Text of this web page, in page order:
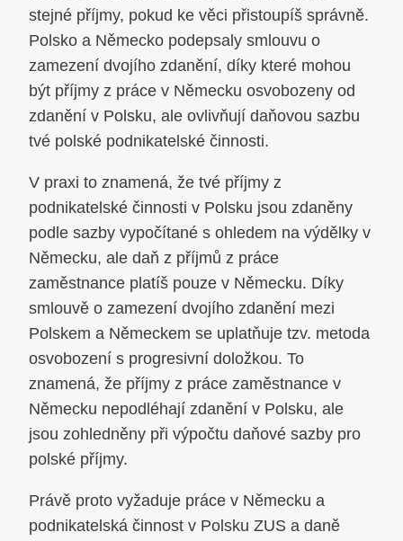
stejné příjmy, pokud ke věci přistoupíš správně.
Polsko a Německo podepsaly smlouvu o
zamezení dvojího zdanění, díky které mohou
být příjmy z práce v Německu osvobozeny od
zdanění v Polsku, ale ovlivňují daňovou sazbu
tvé polské podnikatelské činnosti.
V praxi to znamená, že tvé příjmy z
podnikatelské činnosti v Polsku jsou zdaněny
podle sazby vypočítané s ohledem na výdělky v
Německu, ale daň z příjmů z práce
zaměstnance platíš pouze v Německu. Díky
smlouvě o zamezení dvojího zdanění mezi
Polskem a Německem se uplatňuje tzv. metoda
osvobození s progresivní doložkou. To
znamená, že příjmy z práce zaměstnance v
Německu nepodléhají zdanění v Polsku, ale
jsou zohledněny při výpočtu daňové sazby pro
polské příjmy.
Právě proto vyžaduje práce v Německu a
podnikatelská činnost v Polsku ZUS a daně